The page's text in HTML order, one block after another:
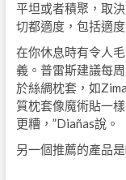
平坦或者積聚，取
切都適度，包括適度
在你休息時有令人
義。普雷斯建議每
於絲綢枕套，如
質枕套像魔術貼一
更糟，”Diañas說。
另一個推薦的產品